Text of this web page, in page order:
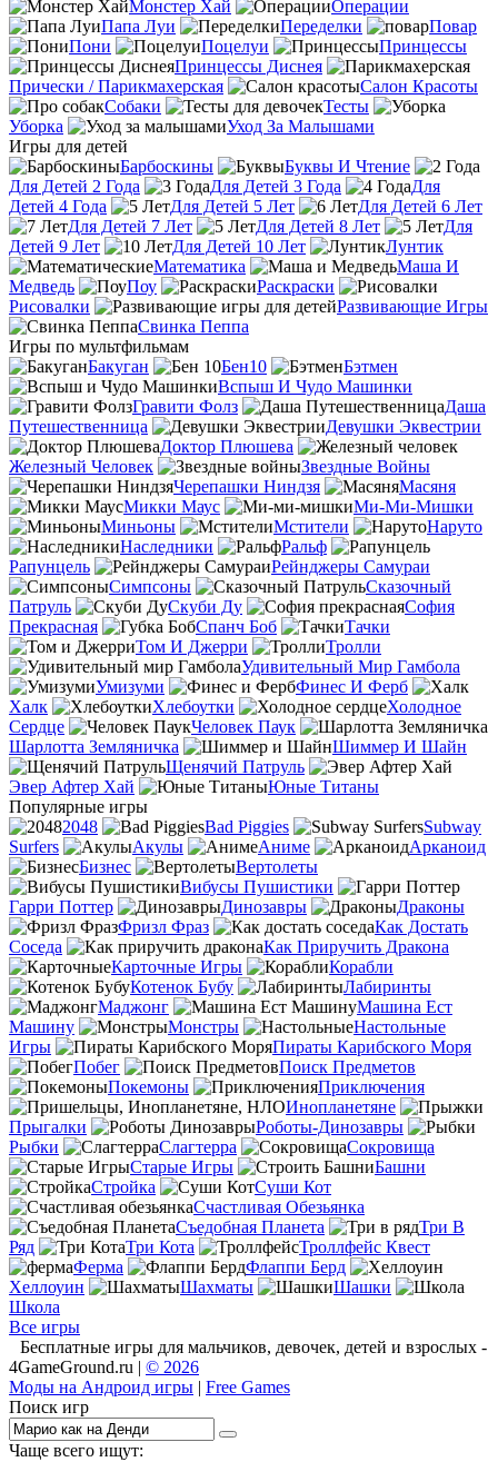
Монстер Хай
Операции
Папа Луи
Переделки
Повар
Пони
Поцелуи
Принцессы
Принцессы Диснея
Прически / Парикмахерская
Салон Красоты
Собаки
Тесты
Уборка
Уход За Малышами
Игры для детей
Барбоскины
Буквы И Чтение
Для Детей 2 Года
Для Детей 3 Года
Для
Детей 4 Года
Для Детей 5 Лет
Для Детей 6 Лет
Для Детей 7 Лет
Для Детей 8 Лет
Для
Детей 9 Лет
Для Детей 10 Лет
Лунтик
Математика
Маша И
Медведь
Поу
Раскраски
Рисовалки
Развивающие Игры
Свинка Пеппа
Игры по мультфильмам
Бакуган
Бен10
Бэтмен
Вспыш И Чудо Машинки
Гравити Фолз
Даша
Путешественница
Девушки Эквестрии
Доктор Плюшева
Железный Человек
Звездные Войны
Черепашки Ниндзя
Масяня
Микки Маус
Ми-Ми-Мишки
Миньоны
Мстители
Наруто
Наследники
Ральф
Рапунцель
Рейнджеры Самураи
Симпсоны
Сказочный
Патруль
Скуби Ду
София
Прекрасная
Спанч Боб
Тачки
Том И Джерри
Тролли
Удивительный Мир Гамбола
Умизуми
Финес И Ферб
Халк
Хлебоутки
Холодное
Сердце
Человек Паук
Шарлотта Земляничка
Шиммер И Шайн
Щенячий Патруль
Эвер Афтер Хай
Юные Титаны
Популярные игры
2048
Bad Piggies
Subway
Surfers
Акулы Аниме
Арканоид
Бизнес
Вертолеты
Вибусы Пушистики
Гарри Поттер
Динозавры
Драконы
Фризл Фраз
Как Достать
Соседа
Как Приручить Дракона
Карточные Игры
Корабли
Котенок Бубу
Лабиринты
Маджонг
Машина Ест
Машину
Монстры
Настольные
Игры
Пираты Карибского Моря
Побег
Поиск Предметов
Покемоны
Приключения
Инопланетяне
Прыгалки
Роботы-Динозавры
Рыбки
Слагтерра
Сокровища
Старые Игры
Башни
Стройка
Суши Кот
Счастливая Обезьянка
Съедобная Планета
Три В
Ряд
Три Кота
Троллфейс Квест
Ферма
Флаппи Берд
Хеллоуин
Шахматы
Шашки
Школа
Все игры
Бесплатные игры для мальчиков, девочек, детей и взрослых -
4GameGround.ru | © 2026
Моды на Андроид игры | Free Games
Поиск игр
Чаще всего ищут: